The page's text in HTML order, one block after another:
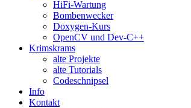
HiFi-Wartung
Bombenwecker
Doxygen-Kurs
OpenCV und Dev-C++
Krimskrams
alte Projekte
alte Tutorials
Codeschnipsel
Info
Kontakt